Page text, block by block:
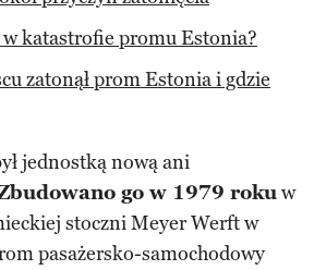
w katastrofie promu Estonia?
zatonął prom Estonia i gdzie
jednostką nową ani
go w 1979 rokuw
stoczni Meyer Werft w
pasażersko-samochodowy